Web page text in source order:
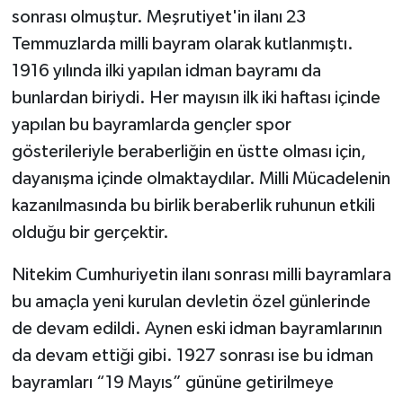
sonrası olmuştur. Meşrutiyet'in ilanı 23
Temmuzlarda milli bayram olarak kutlanmıştı.
1916 yılında ilki yapılan idman bayramı da
bunlardan biriydi. Her mayısın ilk iki haftası içinde
yapılan bu bayramlarda gençler spor
gösterileriyle beraberliğin en üstte olması için,
dayanışma içinde olmaktaydılar. Milli Mücadelenin
kazanılmasında bu birlik beraberlik ruhunun etkili
olduğu bir gerçektir.
Nitekim Cumhuriyetin ilanı sonrası milli bayramlara
bu amaçla yeni kurulan devletin özel günlerinde
de devam edildi. Aynen eski idman bayramlarının
da devam ettiği gibi. 1927 sonrası ise bu idman
bayramları “19 Mayıs” gününe getirilmeye